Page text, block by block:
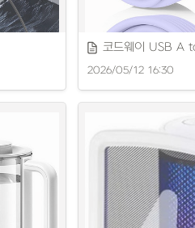
애플정품케이블의 특징과
코드웨이 USB A
2026/05/12 16:30